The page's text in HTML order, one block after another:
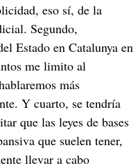
eso sí, de la
Segundo,
Estado en Catalunya en
me limito al
más
Y cuarto, se tendría
que las leyes de bases
que suelen tener,
llevar a cabo